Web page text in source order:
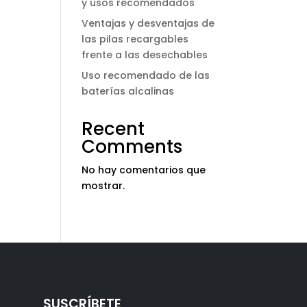
y usos recomendados
Ventajas y desventajas de
las pilas recargables
frente a las desechables
Uso recomendado de las
baterías alcalinas
Recent
Comments
No hay comentarios que
mostrar.